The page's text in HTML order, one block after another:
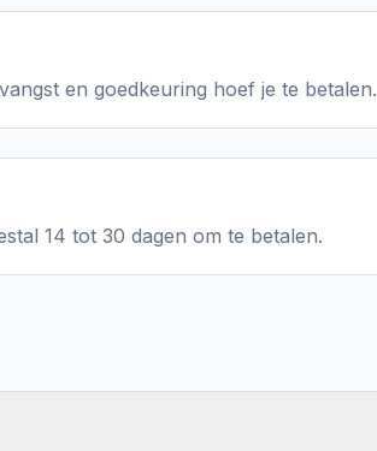
en goedkeuring hoef je te betalen.
14 tot 30 dagen om te betalen.